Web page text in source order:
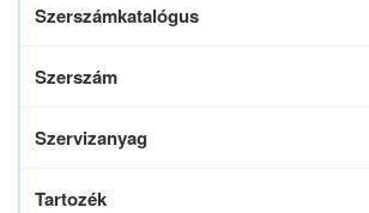
Szerszámkatalógus
Szerszám
Szervizanyag
Tartozék